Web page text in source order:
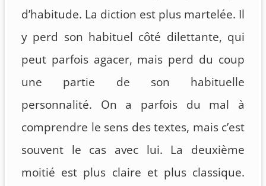
d’habitude. La diction est plus martelée. Il
y perd son habituel côté dilettante, qui
peut parfois agacer, mais perd du coup
une partie de son habituelle
personnalité. On a parfois du mal à
comprendre le sens des textes, mais c’est
souvent le cas avec lui. La deuxième
moitié est plus claire et plus classique.